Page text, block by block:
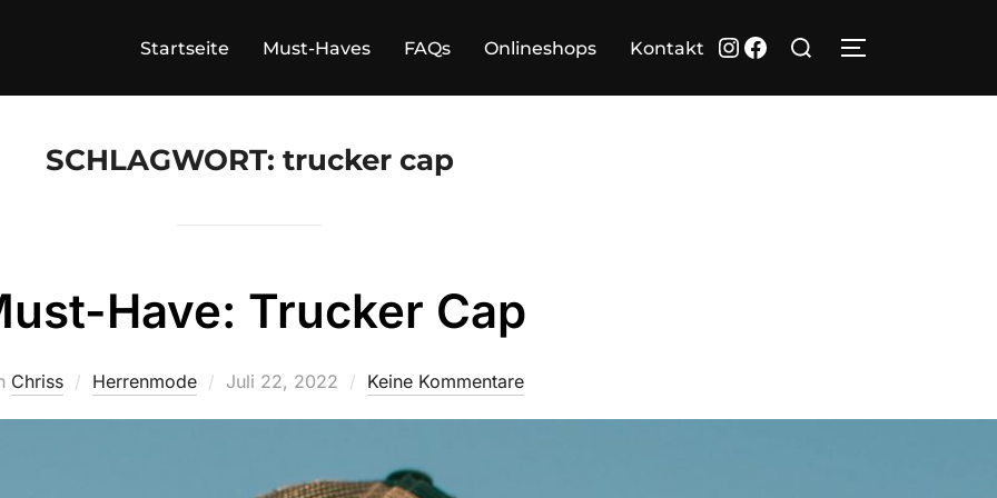
Startseite Must-Haves FAQs Onlineshops Kontakt Instagram
Facebook
Suchen
SCHLAGWORT: trucker cap
Have: Trucker Cap
Chriss Herrenmode
Veröffentlicht
Juli 22, 2022 Keine Kommentare